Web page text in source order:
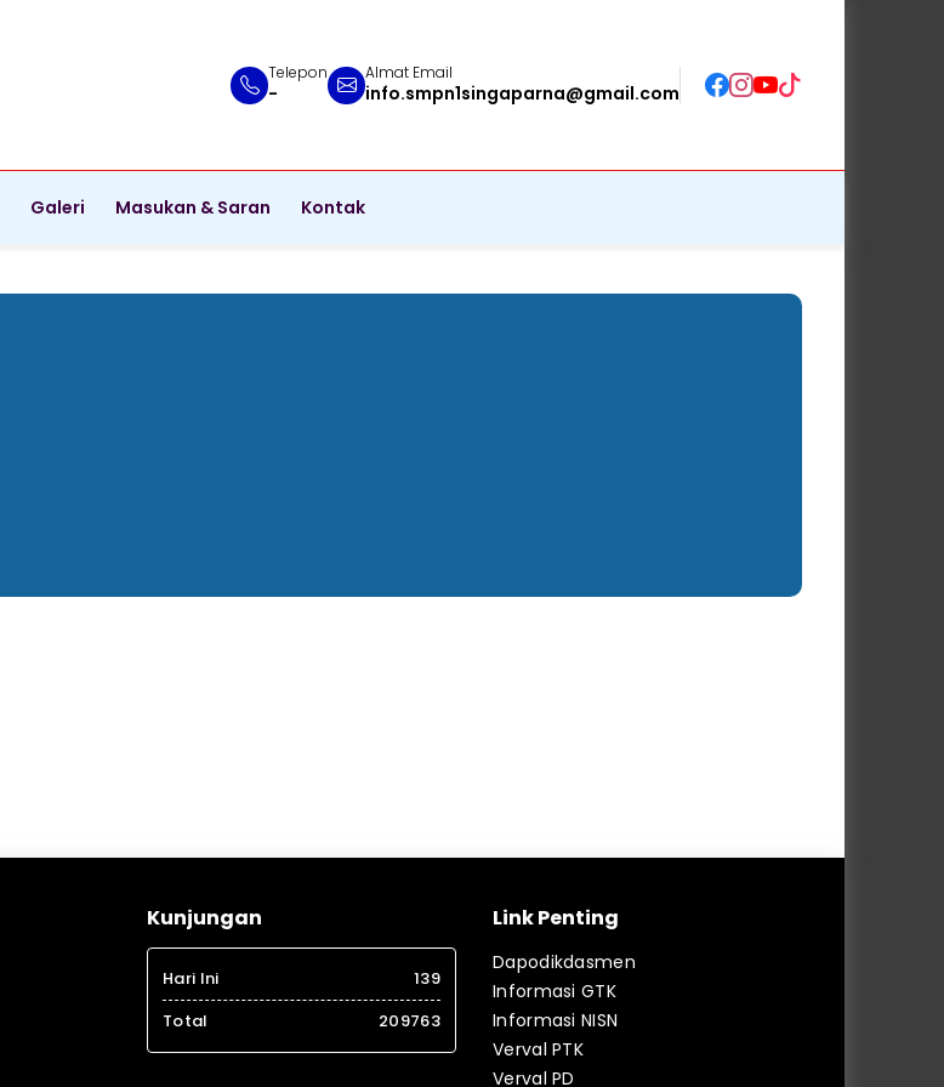
Telepon
-
Almat Email
info.smpn1singaparna@gmail.com
Galeri Masukan & Saran Kontak
Kunjungan
Hari Ini
139
Total
209763
Link Penting
Dapodikdasmen
Informasi GTK
Informasi NISN
Verval PTK
Verval PD